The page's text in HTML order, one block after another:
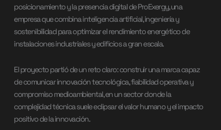
posicionamiento y la presencia digital de ProExergy, una
empresa que combina inteligencia artificial, ingeniería y
sostenibilidad para optimizar el rendimiento energético de
instalaciones industriales y edificios a gran escala.
El proyecto partió de un reto claro: construir una marca capaz
de comunicar innovación tecnológica, fiabilidad operativa y
compromiso medioambiental, en un sector donde la
complejidad técnica suele eclipsar el valor humano y el impacto
positivo de la innovación.